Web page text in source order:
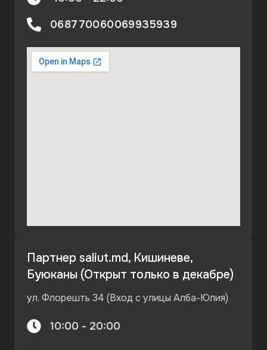
068770060069935939
Партнер saliut.md, Кишиневе,
Буюканы (Открыт только в декабре)
ул. Флорешть 34 (Вход с улицы Алба-Юлия)
10:00 - 20:00